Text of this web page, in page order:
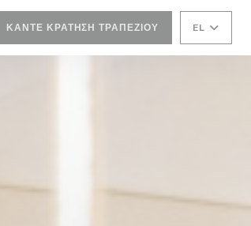
ΚΆΝΤΕ ΚΡΆΤΗΣΗ ΤΡΑΠΕΖΙΟΎ EL